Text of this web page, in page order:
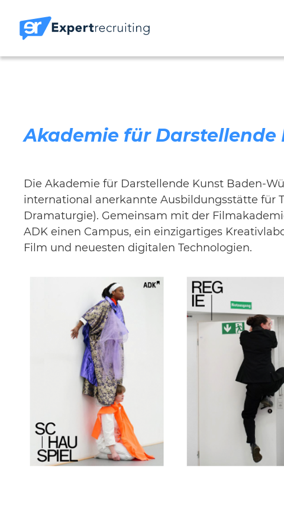
Akademie für
Die Akademie für Darstellende Kunst Baden-
international anerkannte Ausbildungsstätte für
Dramaturgie). Gemeinsam mit der
ADK einen Campus, ein einzigartiges
Film und neuesten digitalen Technologien.